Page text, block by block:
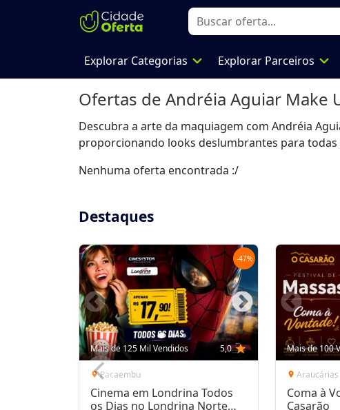
Explorar Categorias expand_more Explorar Parceiros expand_more
Ofertas de Andréia Aguiar Make
Descubra a arte da maquiagem com Andréia
proporcionando looks deslumbrantes para todas
Nenhuma oferta encontrada :/
Destaques
-47%
Mais de 125 Mil Vendidos 5,0 star
location_onPacaembu
Cinema em Londrina Todos
os Dias no Londrina Norte
Mais de 100
location_on Araucárias
Coma à
Casarão